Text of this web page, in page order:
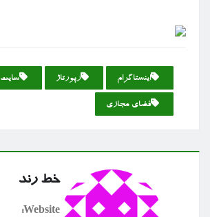
اینستاگرام رپورتاژ سایت
فضای مجازی
خط رند
Website: